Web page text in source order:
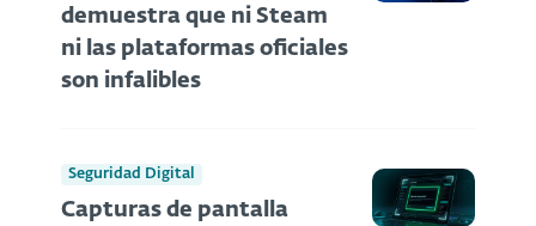
demuestra que ni Steam
ni las plataformas oficiales
son infalibles
Seguridad Digital
Capturas de pantalla